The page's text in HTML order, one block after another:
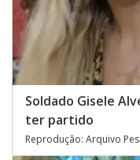
Soldado Gisele
ter partido
Reprodução: Arquivo